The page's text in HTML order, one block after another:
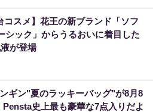
コスメ】花王の新ブランド「ソフ
シック」からうるおいに着目した
が登場
ギン"夏のラッキーバッグ"が8月8
Pensta史上最も豪華な7点入りだよ